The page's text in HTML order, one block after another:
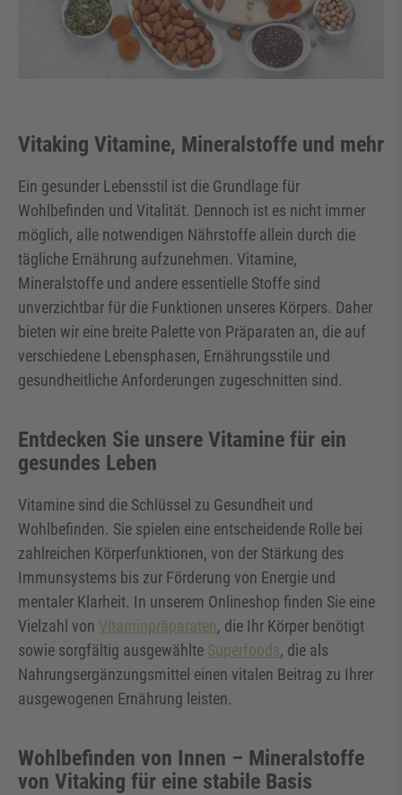
Vitaking Vitamine, Mineralstoffe und mehr
Ein gesunder Lebensstil ist die Grundlage für
Wohlbefinden und Vitalität. Dennoch ist es nicht immer
möglich, alle notwendigen Nährstoffe allein durch die
tägliche Ernährung aufzunehmen. Vitamine,
Mineralstoffe und andere essentielle Stoffe sind
unverzichtbar für die Funktionen unseres Körpers. Daher
bieten wir eine breite Palette von Präparaten an, die auf
verschiedene Lebensphasen, Ernährungsstile und
gesundheitliche Anforderungen zugeschnitten sind.
Entdecken Sie unsere Vitamine für ein
gesundes Leben
Vitamine sind die Schlüssel zu Gesundheit und
Wohlbefinden. Sie spielen eine entscheidende Rolle bei
zahlreichen Körperfunktionen, von der Stärkung des
Immunsystems bis zur Förderung von Energie und
mentaler Klarheit. In unserem Onlineshop finden Sie eine
Vielzahl von Vitaminpräparaten, die Ihr Körper benötigt
sowie sorgfältig ausgewählte Superfoods, die als
Nahrungsergänzungsmittel einen vitalen Beitrag zu Ihrer
ausgewogenen Ernährung leisten.
Wohlbefinden von Innen – Mineralstoffe
von Vitaking für eine stabile Basis